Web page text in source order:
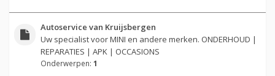
Autoservice van Kruijsbergen
Uw specialist voor MINI en andere merken. ONDERHOUD |
REPARATIES | APK | OCCASIONS
Onderwerpen: 1